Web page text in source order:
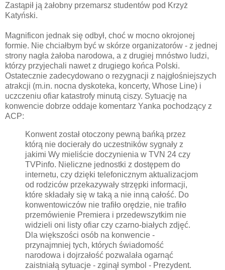
Zastąpił ją żałobny przemarsz studentów pod Krzyż
Katyński.
Magnificon jednak się odbył, choć w mocno okrojonej
formie. Nie chciałbym być w skórze organizatorów - z jednej
strony nagła żałoba narodowa, a z drugiej mnóstwo ludzi,
którzy przyjechali nawet z drugiego końca Polski.
Ostatecznie zadecydowano o rezygnacji z najgłośniejszych
atrakcji (m.in. nocna dyskoteka, koncerty, Whose Line) i
uczczeniu ofiar katastrofy minutą ciszy. Sytuację na
konwencie dobrze oddaje komentarz Yanka pochodzący z
ACP:
Konwent został otoczony pewną bańką przez
którą nie docierały do uczestników sygnały z
jakimi Wy mieliście doczynienia w TVN 24 czy
TVPinfo. Nieliczne jednostki z dostępem do
internetu, czy dzięki telefonicznym aktualizacjom
od rodziców przekazywały strzępki informacji,
które składały się w taką a nie inną całość. Do
konwentowiczów nie trafiło orędzie, nie trafiło
przemówienie Premiera i przedewszytkim nie
widzieli oni listy ofiar czy czarno-białych zdjęć.
Dla większości osób na konwencie -
przynajmniej tych, których świadomość
narodowa i dojrzałość pozwalała ogarnąć
zaistniałą sytuacje - zginął symbol - Prezydent.